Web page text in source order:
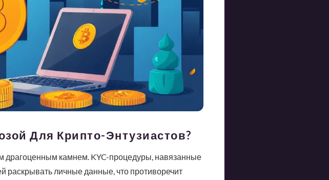
Для Крипто-Энтузиастов?
драгоценным камнем. KYC-процедуры, навязанные
личные данные, что противоречит